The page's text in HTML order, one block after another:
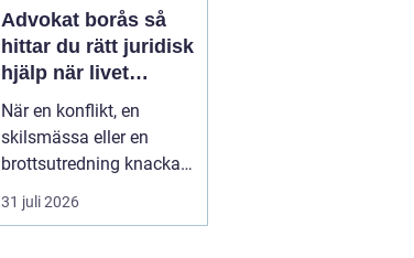
Advokat borås så
hittar du rätt juridisk
hjälp när livet
krånglar
När en konflikt, en
skilsmässa eller en
brottsutredning knackar
på dörren förändras
vardagen snabbt.
31 juli 2026